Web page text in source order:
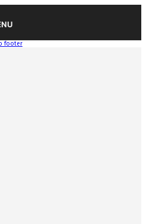
footer